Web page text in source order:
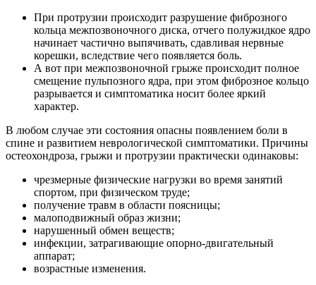
При протрузии происходит разрушение фиброзного
кольца межпозвоночного диска, отчего полужидкое ядро
начинает частично выпячивать, сдавливая нервные
корешки, вследствие чего появляется боль.
А вот при межпозвоночной грыже происходит полное
смещение пульпозного ядра, при этом фиброзное кольцо
разрывается и симптоматика носит более яркий
характер.
В любом случае эти состояния опасны появлением боли в
спине и развитием неврологической симптоматики. Причины
остеохондроза, грыжи и протрузии практически одинаковы:
чрезмерные физические нагрузки во время занятий
спортом, при физическом труде;
получение травм в области поясницы;
малоподвижный образ жизни;
нарушенный обмен веществ;
инфекции, затрагивающие опорно-двигательный
аппарат;
возрастные изменения.